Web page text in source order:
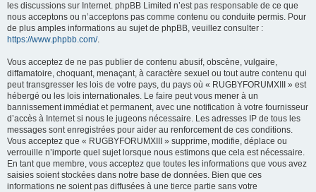
les discussions sur Internet. phpBB Limited n’est pas responsable de ce que
nous acceptons ou n’acceptons pas comme contenu ou conduite permis. Pour
de plus amples informations au sujet de phpBB, veuillez consulter :
https://www.phpbb.com/.
Vous acceptez de ne pas publier de contenu abusif, obscène, vulgaire,
diffamatoire, choquant, menaçant, à caractère sexuel ou tout autre contenu qui
peut transgresser les lois de votre pays, du pays où « RUGBYFORUMXIII » est
hébergé ou les lois internationales. Le faire peut vous mener à un
bannissement immédiat et permanent, avec une notification à votre fournisseur
d’accès à Internet si nous le jugeons nécessaire. Les adresses IP de tous les
messages sont enregistrées pour aider au renforcement de ces conditions.
Vous acceptez que « RUGBYFORUMXIII » supprime, modifie, déplace ou
verrouille n’importe quel sujet lorsque nous estimons que cela est nécessaire.
En tant que membre, vous acceptez que toutes les informations que vous avez
saisies soient stockées dans notre base de données. Bien que ces
informations ne soient pas diffusées à une tierce partie sans votre